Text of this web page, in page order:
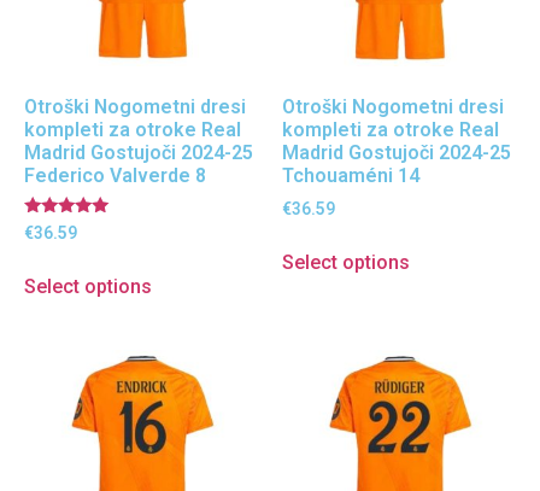
Otroški Nogometni dresi
kompleti za otroke Real
Madrid Gostujoči 2024-25
Federico Valverde 8
Ocenjeno
5.00
€36.59
Select options
Otroški Nogometni dresi
kompleti za otroke Real
Madrid Gostujoči 2024-25
Tchouaméni 14
€36.59
Select options